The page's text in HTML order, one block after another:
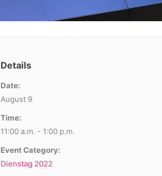
Details
Date:
August 9
Time:
11:00 a.m. - 1:00 p.m.
Event Category:
Dienstag 2022